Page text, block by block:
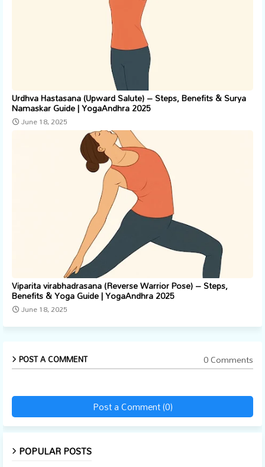
Urdhva Hastasana (Upward Salute) – Steps, Benefits & Surya
Namaskar Guide | YogaAndhra 2025
June 18, 2025
Viparita virabhadrasana (Reverse Warrior Pose) – Steps,
Benefits & Yoga Guide | YogaAndhra 2025
June 18, 2025
POST A COMMENT 0 Comments
Post a Comment (0)
POPULAR POSTS